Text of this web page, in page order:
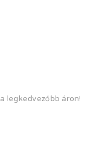
legkedvezőbb áron!